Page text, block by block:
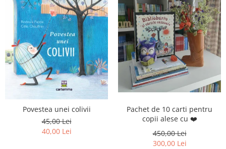
Povestea unei colivii
45,00 Lei
40,00 Lei
Pachet de 10 carti pentru
copii alese cu ❤️
450,00 Lei
300,00 Lei